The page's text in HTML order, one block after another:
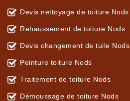
Devis nettoyage de toiture Nods
Rehaussement de toiture Nods
Devis changement de tuile Nods
Peinture toiture Nods
Traitement de toiture Nods
Démoussage de toiture Nods